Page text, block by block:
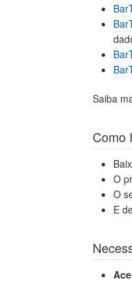
Saiba
Como
O
O
E